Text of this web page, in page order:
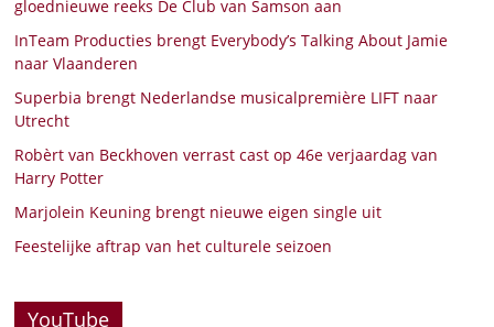
gloednieuwe reeks De Club van Samson aan
InTeam Producties brengt Everybody’s Talking About Jamie
naar Vlaanderen
Superbia brengt Nederlandse musicalpremière LIFT naar
Utrecht
Robèrt van Beckhoven verrast cast op 46e verjaardag van
Harry Potter
Marjolein Keuning brengt nieuwe eigen single uit
Feestelijke aftrap van het culturele seizoen
YouTube